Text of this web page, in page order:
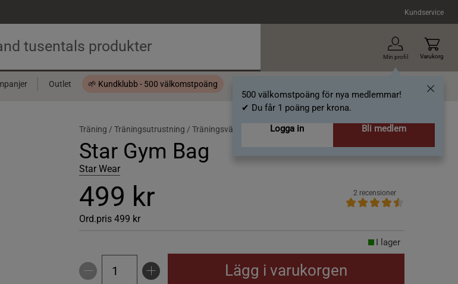
Kundservice
Min profil
500 välkomstpoäng för nya medlemmar!
✔ Du får 1 poäng per krona.
Logga in
Bli medlem
Varukorg
Outlet 🌱 Kundklubb - 500 välkomstpoäng
Träning / Träningsutrustning / Träningsväska
Star Gym Bag
Star Wear
499 kr
Ord.pris 499 kr
2 recensioner
I lager
Lägg i varukorgen